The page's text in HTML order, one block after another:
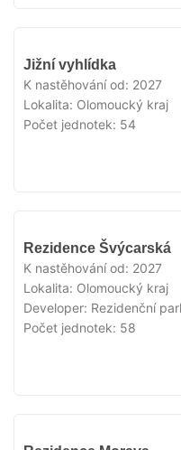
Jižní vyhlídka
K nastěhování od: 2027
Lokalita: Olomoucký kraj
Počet jednotek: 54
Rezidence Švýcarská
K nastěhování od: 2027
Lokalita: Olomoucký kraj
Developer: Rezidenční
Počet jednotek: 58